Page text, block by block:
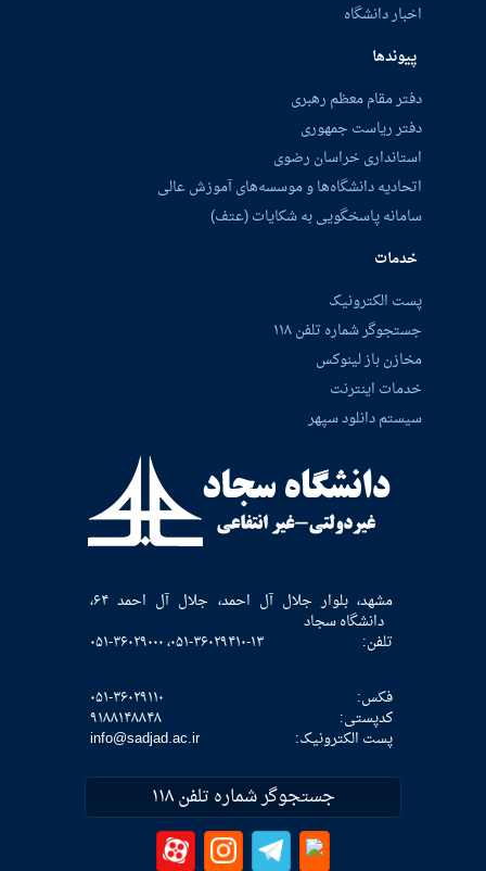
اخبار دانشگاه
پیوندها
دفتر مقام معظم رهبری
دفتر ریاست جمهوری
استانداری خراسان رضوی
اتحادیه دانشگاه‌ها و موسسه‌های آموزش عالی
سامانه پاسخگویی به شکایات (عتف)
خدمات
پست الکترونیک
جستجوگر شماره تلفن ۱۱۸
مخازن باز لینوکس
خدمات اینترنت
سیستم دانلود سپهر
مشهد، بلوار جلال آل احمد، جلال آل احمد ۶۴،
دانشگاه سجاد
تلفن: ۰۵۱-۳۶۰۲۹۴۱۰-۱۳، ۰۵۱-۳۶۰۲۹۰۰۰
فکس: ۰۵۱-۳۶۰۲۹۱۱۰
كدپستی: ۹۱۸۸۱۴۸۸۴۸
پست الکترونیک: info@sadjad.ac.ir
جستجوگر شماره تلفن ۱۱۸